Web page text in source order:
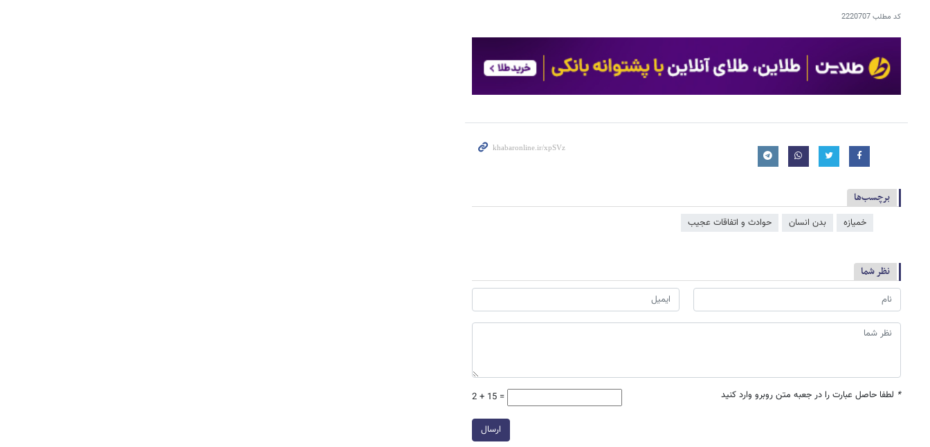
کد مطلب2220707
برچسب‌ها
خمیازه بدن انسان حوادث و اتفاقات عجیب
نظر شما
* لطفا حاصل عبارت را در جعبه متن روبرو وارد کنید 2 + 15 =
ارسال